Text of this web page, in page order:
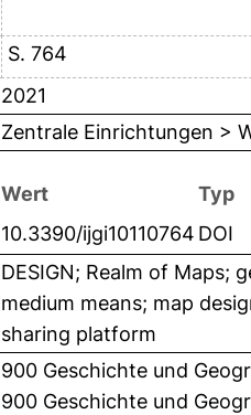
S. 764
2021
Zentrale Einrichtungen >
Wert
Typ
10.3390/ijgi10110764 DOI
DESIGN; Realm of
medium means; map
sharing platform
900 Geschichte und
900 Geschichte und